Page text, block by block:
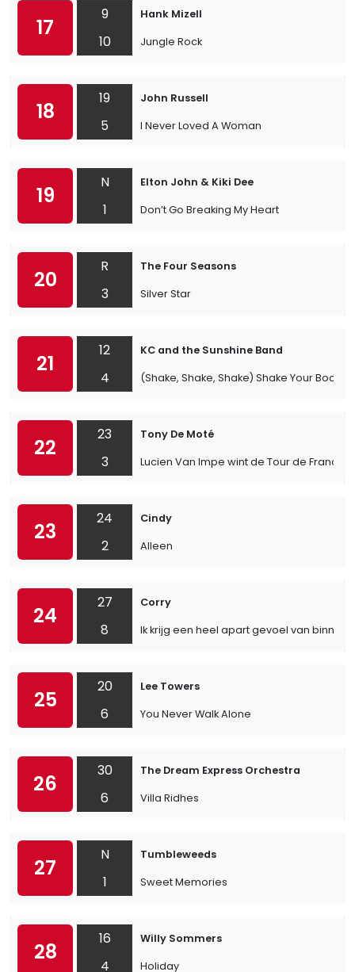
17
9
10
Hank Mizell
Jungle Rock
18
19
5
John Russell
I Never Loved A Woman
19
N
1
Elton John & Kiki Dee
Don’t Go Breaking My Heart
20
R
3
The Four Seasons
Silver Star
21
12
4
KC and the Sunshine Band
(Shake, Shake, Shake) Shake Your Booty
22
23
3
Tony De Moté
Lucien Van Impe wint de Tour de France
23
24
2
Cindy
Alleen
24
27
8
Corry
Ik krijg een heel apart gevoel van binnen
25
20
6
Lee Towers
You Never Walk Alone
26
30
6
The Dream Express Orchestra
Villa Ridhes
27
N
1
Tumbleweeds
Sweet Memories
28
16
4
Willy Sommers
Holiday